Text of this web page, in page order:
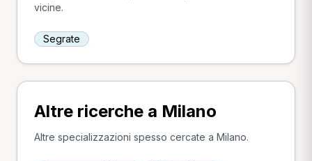
vicine.
Segrate
Altre ricerche a Milano
Altre specializzazioni spesso cercate a Milano.